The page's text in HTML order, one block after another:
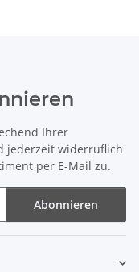
Ihrer
jederzeit widerruflich
per E-Mail zu.
Abonnieren